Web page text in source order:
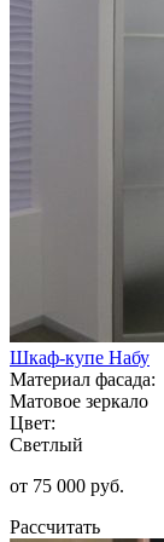
Шкаф-купе Набу
Материал фасада:
Матовое зеркало
Цвет:
Светлый
от 75 000 руб.
Рассчитать